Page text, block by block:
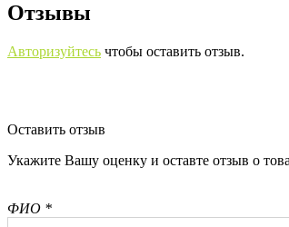
Отзывы
Авторизуйтесь чтобы оставить отзыв.
Оставить отзыв
Укажите Вашу оценку и оставте отзыв о
ФИО *